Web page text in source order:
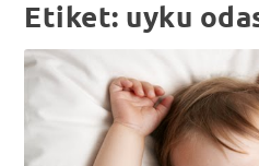
Etiket: uyku